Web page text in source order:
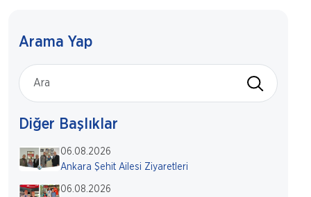
Arama Yap
Diğer Başlıklar
06.08.2026
Ankara Şehit Ailesi Ziyaretleri
06.08.2026